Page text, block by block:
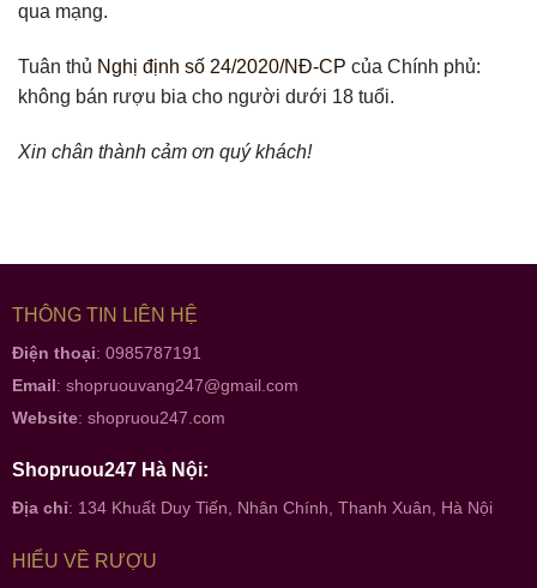
qua mạng.
Tuân thủ Nghị định số 24/2020/NĐ-CP của Chính phủ:
không bán rượu bia cho người dưới 18 tuổi.
Xin chân thành cảm ơn quý khách!
THÔNG TIN LIÊN HỆ
Điện thoại: 0985787191
Email: shopruouvang247@gmail.com
Website: shopruou247.com
Shopruou247 Hà Nội:
Địa chỉ: 134 Khuất Duy Tiến, Nhân Chính, Thanh Xuân, Hà Nội
HIỂU VỀ RƯỢU